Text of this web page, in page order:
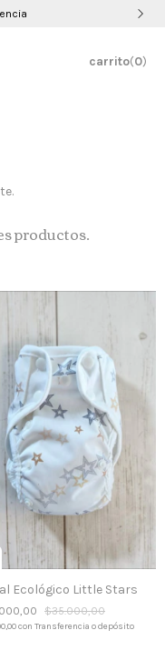
carrito(0)
productos.
Ecológico Little Stars
$35.000,00
con Transferencia o depósito